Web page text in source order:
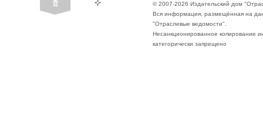
© 2007-2026 Издательский дом
Вся информация, размещённая на
"Отраслевые ведомости".
Несанкционированное копирование
категорически запрещено